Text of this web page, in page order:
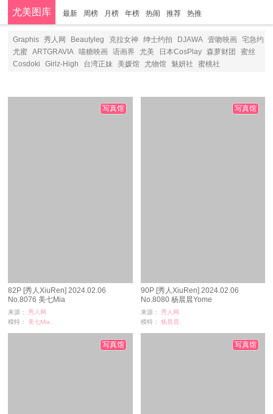
尤美图库 最新 周榜 月榜 年榜 热闹 推荐 热推
分类
Graphis 秀人网 Beautyleg 克拉女神 绅士约拍 DJAWA 壹吻映画
宅急约
尤蜜
ARTGRAVIA 喵糖映画 语画界 尤美 日本CosPlay 森萝财团
蜜丝
Cosdoki
Girlz-High 台湾正妹 美媛馆 尤物馆 魅妍社 蜜桃社
82P [秀人XiuRen] 2024.02.06
No.8076 美七Mia
来源：
秀人网
模特：
美七Mia,
浏览：154
写真馆
90P [秀人XiuRen] 2024.02.06
No.8080 杨晨晨Yome
来源：
秀人网
模特：
杨晨晨,
浏览：26
写真馆
写真馆 写真馆